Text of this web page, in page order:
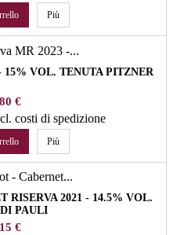
Più
15% VOL. TENUTA PITZNER
€
costi di spedizione
Più
RISERVA 2021 - 14.5% VOL.
PAULI
€